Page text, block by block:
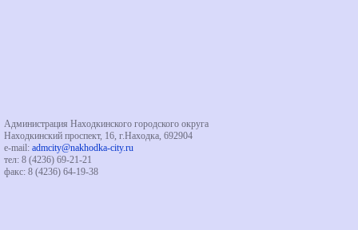
Администрация Находкинского городского округа
Находкинский проспект, 16, г.Находка, 692904
e-mail: admcity@nakhodka-city.ru
тел: 8 (4236) 69-21-21
факс: 8 (4236) 64-19-38